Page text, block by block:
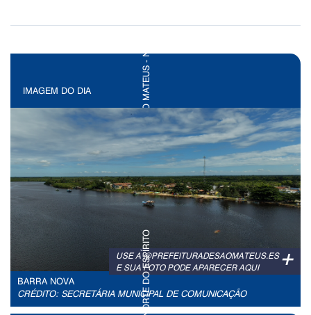
IMAGEM DO DIA
+
USE A @PREFEITURADESAOMATEUS.ES
E SUA FOTO PODE APARECER AQUI
BARRA NOVA
CRÉDITO: SECRETÁRIA MUNICIPAL DE COMUNICAÇÃO